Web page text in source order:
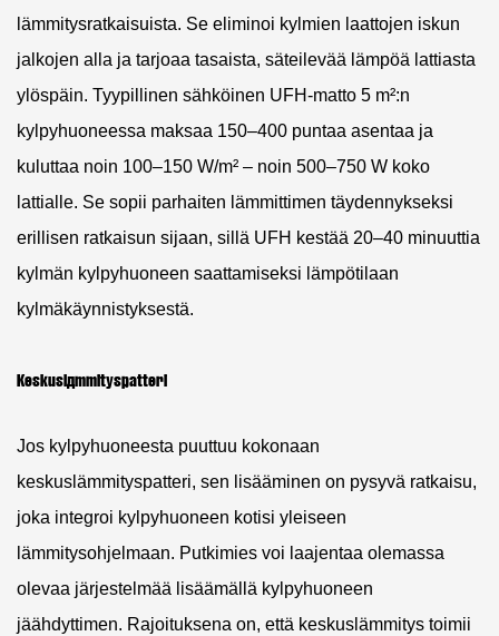
lämmitysratkaisuista. Se eliminoi kylmien laattojen iskun
jalkojen alla ja tarjoaa tasaista, säteilevää lämpöä lattiasta
ylöspäin. Tyypillinen sähköinen UFH-matto 5 m²:n
kylpyhuoneessa maksaa 150–400 puntaa asentaa ja
kuluttaa noin 100–150 W/m² – noin 500–750 W koko
lattialle. Se sopii parhaiten lämmittimen täydennykseksi
erillisen ratkaisun sijaan, sillä UFH kestää 20–40 minuuttia
kylmän kylpyhuoneen saattamiseksi lämpötilaan
kylmäkäynnistyksestä.
Keskuslämmityspatteri
Jos kylpyhuoneesta puuttuu kokonaan
keskuslämmityspatteri, sen lisääminen on pysyvä ratkaisu,
joka integroi kylpyhuoneen kotisi yleiseen
lämmitysohjelmaan. Putkimies voi laajentaa olemassa
olevaa järjestelmää lisäämällä kylpyhuoneen
jäähdyttimen. Rajoituksena on, että keskuslämmitys toimii